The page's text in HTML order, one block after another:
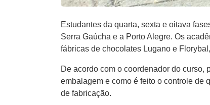
Estudantes da quarta, sexta e oitava
Serra Gaúcha e a Porto Alegre. Os
fábricas de chocolates Lugano e
De acordo com o coordenador do curso,
embalagem e como é feito o controle de
de fabricação.